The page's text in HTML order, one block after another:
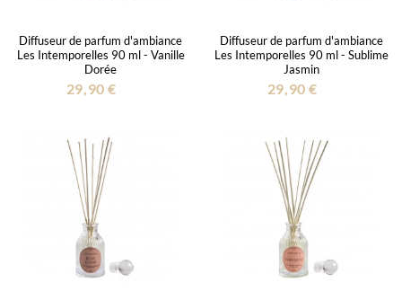
Diffuseur de parfum d'ambiance
Les Intemporelles 90 ml - Vanille
Dorée
29,90 €
Diffuseur de parfum d'ambiance
Les Intemporelles 90 ml - Sublime
Jasmin
29,90 €